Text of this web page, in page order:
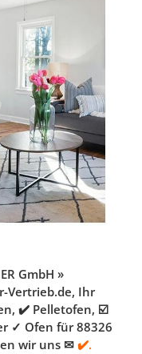
GmbH »
Vertrieb.de, Ihr
✔️ Pelletofen, ☑️
✓ Ofen für 88326
wir uns ✉ ✔️.